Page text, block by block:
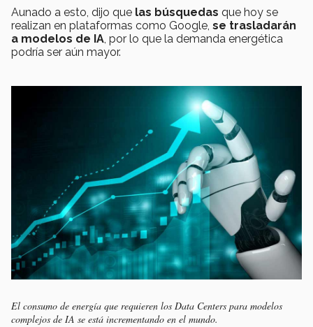
Aunado a esto, dijo que las búsquedas que hoy se
realizan en plataformas como Google, se trasladarán
a modelos de IA, por lo que la demanda energética
podría ser aún mayor.
El consumo de energía que requieren los Data Centers para modelos
complejos de IA se está incrementando en el mundo.